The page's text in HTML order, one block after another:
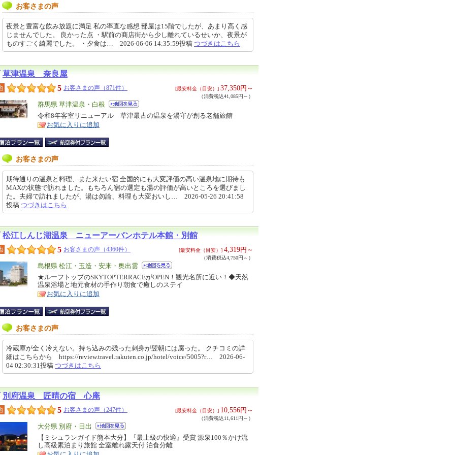
お客さまの声
夜景と豊富な飲み放題に満足 私の率直な感想 部屋は15階でしたが、あまり高く感
じませんでした。 良かった点 ・駅前の商店街から少し離れているせいか、夜景が
ものすごく綺麗でした。 ・夕食は… 2026-06-06 14:35:59投稿 つづきはこちら
草津温泉 奈良屋
5 お客さまの声（871件） [最安料金（目安）] 37,350円～
（消費税込41,085円～）
エ
リ
ア
群馬県 草津温泉・白根
特
徴
令和8年客室リニューアル 草津最古の温泉を湯守が創る老舗旅館
お気に入りに追加
お客さまの声
期待通りの温泉と料理、また来たい宿 全国的にも大変評価の高い温泉地に期待も
MAXの状態で訪れました。もちろん宿の選定も湯の評価が高いところを選びまし
た。夫婦で訪れましたが、湯は勿論、料理も大変おいし… 2026-05-26 20:41:58
投稿 つづきはこちら
松江しんじ湖温泉 ニューアーバンホテル本館・別館
5 お客さまの声（4360件） [最安料金（目安）] 4,319円～
（消費税込4,750円～）
エ
リ
ア
島根県 松江・玉造・安来・奥出雲
特
徴
★ルーフトップのSKYTOPTERRACEがOPEN！観光名所に近い！◆天然
温泉浴場と地元食材の手作り朝食で癒しのステイ
お気に入りに追加
お客さまの声
冷蔵庫が全く冷えない。持ち込みの残った刺身が翌朝には腐った。 クチコミの詳
細はこちらから https://review.travel.rakuten.co.jp/hotel/voice/5005?r… 2026-06-
04 02:30:31投稿 つづきはこちら
別府温泉 匠晴の宿 心庵
5 お客さまの声（247件） [最安料金（目安）] 10,556円～
（消費税込11,611円～）
エ
リ
ア
大分県 別府・日出
特
徴
【ミシュランガイド熊本大分】『最上級の快適』受賞 源泉100％かけ流
し高級素泊まり旅館 全室離れ露天付 泊食分離